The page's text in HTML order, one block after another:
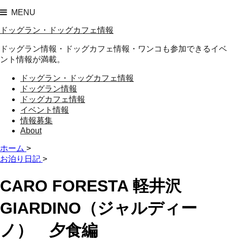
MENU
ドッグラン・ドッグカフェ情報
ドッグラン情報・ドッグカフェ情報・ワンコも参加できるイベ
ント情報が満載。
ドッグラン・ドッグカフェ情報
ドッグラン情報
ドッグカフェ情報
イベント情報
情報募集
About
ホーム >
お泊り日記 >
CARO FORESTA 軽井沢
GIARDINO（ジャルディー
ノ） 夕食編